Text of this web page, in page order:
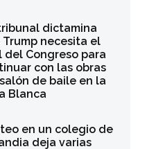
dictamina
Trump necesita el
del Congreso para
con las obras
de baile en la
Blanca
en un colegio de
deja varias